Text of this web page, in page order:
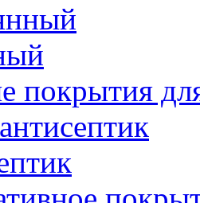
покрытия